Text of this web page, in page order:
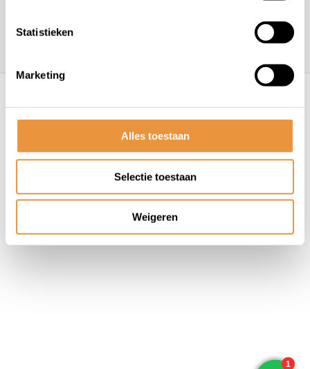
Statistieken
Marketing
Alles toestaan
Selectie toestaan
Weigeren
Algemene voorwaarden Disclaimer
Privacy
Policy
Sitemap